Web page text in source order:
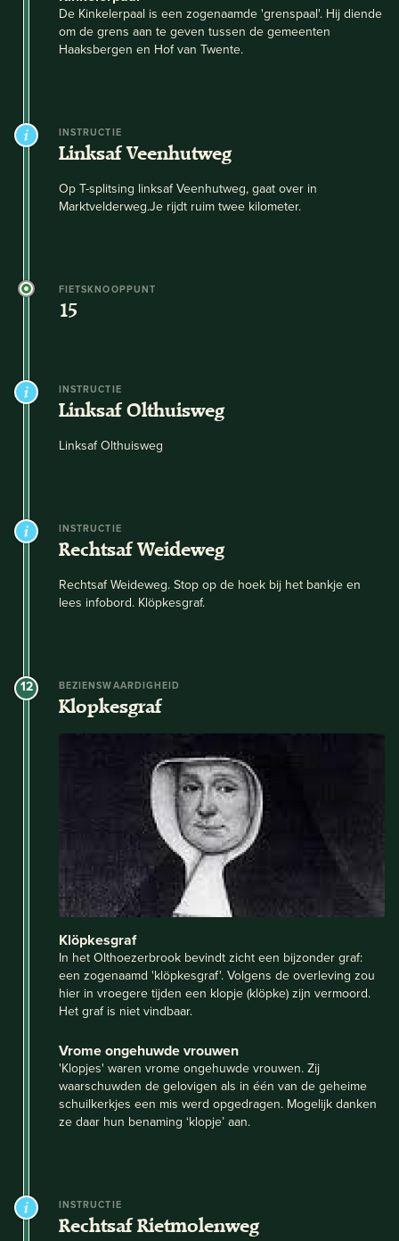
De Kinkelerpaal is een zogenaamde 'grenspaal'. Hij diende
om de grens aan te geven tussen de gemeenten
Haaksbergen en Hof van Twente.
INSTRUCTIE
Linksaf Veenhutweg
Op T-splitsing linksaf Veenhutweg, gaat over in
Marktvelderweg.Je rijdt ruim twee kilometer.
FIETSKNOOPPUNT
15
INSTRUCTIE
Linksaf Olthuisweg
Linksaf Olthuisweg
INSTRUCTIE
Rechtsaf Weideweg
Rechtsaf Weideweg. Stop op de hoek bij het bankje en
lees infobord. Klöpkesgraf.
12 BEZIENSWAARDIGHEID
Klopkesgraf
Klöpkesgraf
In het Olthoezerbrook bevindt zicht een bijzonder graf:
een zogenaamd 'klöpkesgraf'. Volgens de overleving zou
hier in vroegere tijden een klopje (klöpke) zijn vermoord.
Het graf is niet vindbaar.
Vrome ongehuwde vrouwen
'Klopjes' waren vrome ongehuwde vrouwen. Zij
waarschuwden de gelovigen als in één van de geheime
schuilkerkjes een mis werd opgedragen. Mogelijk danken
ze daar hun benaming ‘klopje’ aan.
INSTRUCTIE
Rechtsaf Rietmolenweg